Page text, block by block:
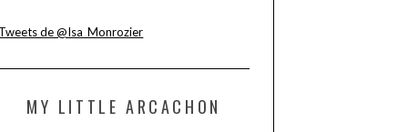
de @Isa_Monrozier
MY LITTLE ARCACHON